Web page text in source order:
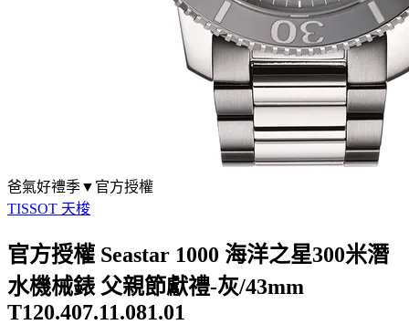
爸氣好禮季▼官方授權
TISSOT 天梭
官方授權 Seastar 1000 海洋之星300米潛
水機械錶 父親節獻禮-灰/43mm
T120.407.11.081.01